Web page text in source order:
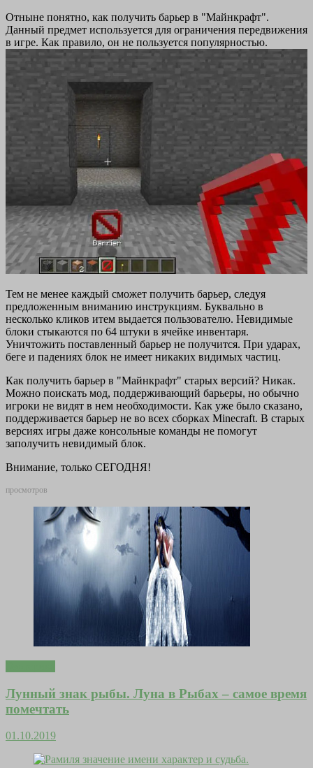
Отныне понятно, как получить барьер в "Майнкрафт".
Данный предмет используется для ограничения передвижения
в игре. Как правило, он не пользуется популярностью.
Тем не менее каждый сможет получить барьер, следуя
предложенным вниманию инструкциям. Буквально в
несколько кликов итем выдается пользователю. Невидимые
блоки стыкаются по 64 штуки в ячейке инвентаря.
Уничтожить поставленный барьер не получится. При ударах,
беге и падениях блок не имеет никаких видимых частиц.
Как получить барьер в "Майнкрафт" старых версий? Никак.
Можно поискать мод, поддерживающий барьеры, но обычно
игроки не видят в нем необходимости. Как уже было сказано,
поддерживается барьер не во всех сборках Minecraft. В старых
версиях игры даже консольные команды не помогут
заполучить невидимый блок.
Внимание, только СЕГОДНЯ!
просмотров
Лунный знак рыбы. Луна в Рыбах – самое время
помечтать
01.10.2019